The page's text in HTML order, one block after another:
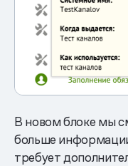
В новом блоке мы
больше
требует